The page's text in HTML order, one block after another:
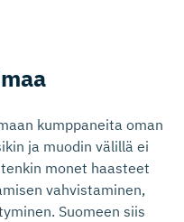
kumppaneita oman
ja muodin välillä ei
monet haasteet
vahvistaminen,
Suomeen siis